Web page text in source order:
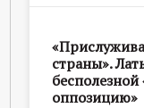
страны».
оппозицию»